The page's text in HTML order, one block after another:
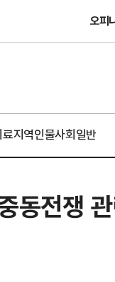
오피
지역인물사회일반
동전쟁